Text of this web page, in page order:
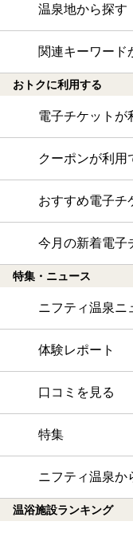
温泉地から探す
関連キーワード
おトクに利用する
電子チケットが
クーポンが利用
おすすめ電子チ
今月の新着電子
特集・ニュース
ニフティ温泉ニ
体験レポート
口コミを見る
特集
ニフティ温泉か
温浴施設ランキング